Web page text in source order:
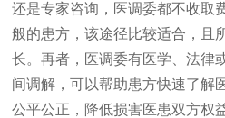
还是专家咨询，医调委都不收取
般的患方，该途径比较适合，且
长。再者，医调委有医学、法律
间调解，可以帮助患方快速了解
公平公正，降低损害医患双方权